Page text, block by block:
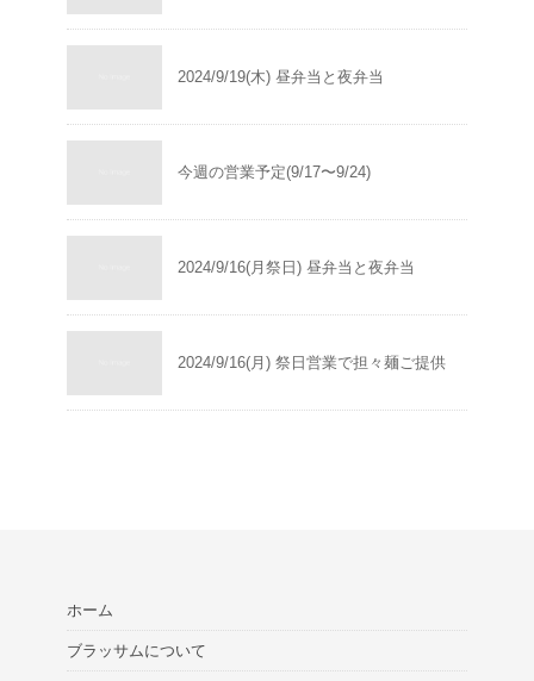
2024/9/19(木) 昼弁当と夜弁当
今週の営業予定(9/17〜9/24)
2024/9/16(月祭日) 昼弁当と夜弁当
2024/9/16(月) 祭日営業で担々麺ご提供
ホーム
ブラッサムについて